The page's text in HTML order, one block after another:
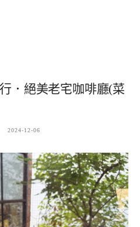
．絕美老宅咖啡廳(菜
2024-12-06